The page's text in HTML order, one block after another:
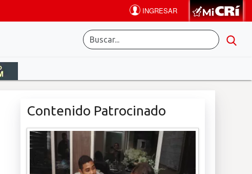
Contenido Patrocinado